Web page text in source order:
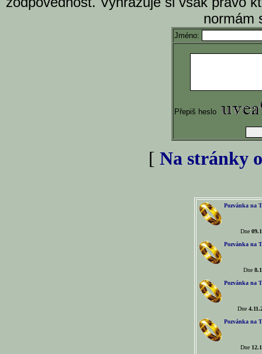
normám
Jméno:
Přepiš heslo
[ Na stránky
Pozvánka na
Dne
Pozvánka na
Dne
Pozvánka na
Dne
Pozvánka na
Dne